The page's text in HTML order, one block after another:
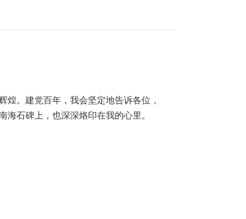
。建党百年，我会坚定地告诉各位，
石碑上，也深深烙印在我的心里。